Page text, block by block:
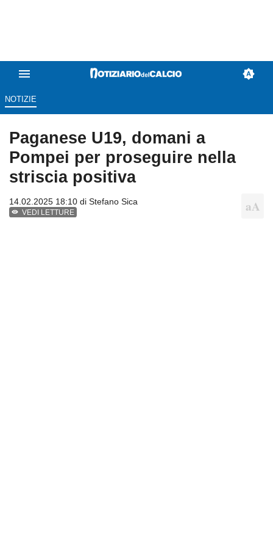
NOTIZIE
Paganese U19, domani a
Pompei per proseguire nella
striscia positiva
14.02.2025 18:10 di Stefano Sica
VEDI LETTURE